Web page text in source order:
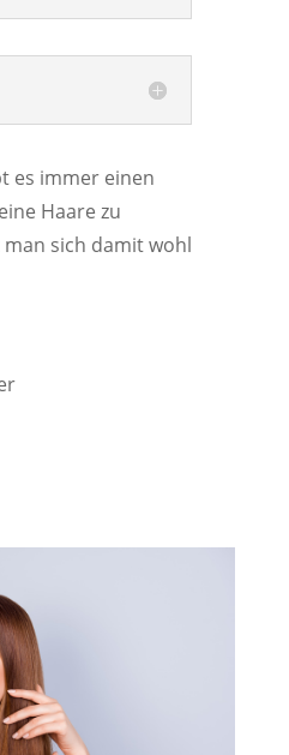
es immer einen
Haare zu
sich damit wohl